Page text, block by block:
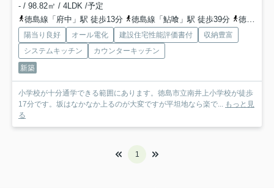
- / 98.82㎡ / 4LDK /予定
徳島線「府中」駅 徒歩13分
徳島線「鮎喰」駅 徒歩39分 徳島線「蔵本」駅 徒歩50分
陽当り良好 オール電化 建設住宅性能評価書付
収納豊富
システムキッチン
カウンターキッチン
新築
小学校が十分通学できる範囲にあります。徳島市立南井上小学校が徒歩
17分です。坂はなかなか上るのが大変ですが平坦地なら楽で... もっと見
る
1